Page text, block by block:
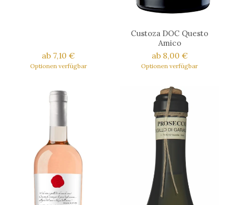
ab 7,10 €
Optionen verfügbar
Custoza DOC Questo
Amico
ab 8,00 €
Optionen verfügbar